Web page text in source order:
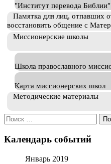
"Институт перевода Библии"
Памятка для лиц, отпавших
восстановить общение с
Миссионерские школы
Школа православного
Карта миссионерских школ
Методические материалы
Искать:
Календарь событий
Январь 2019